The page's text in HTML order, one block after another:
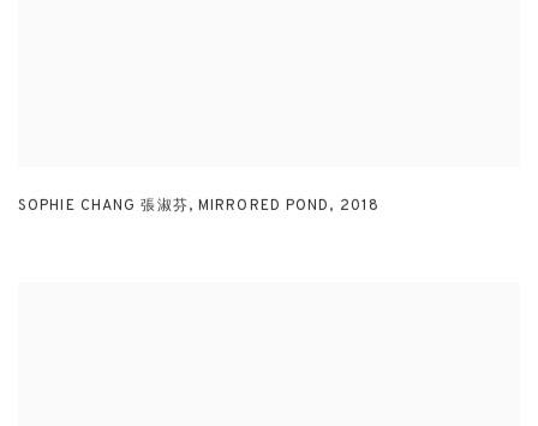
SOPHIE CHANG 張淑芬,MIRRORED POND, 2018